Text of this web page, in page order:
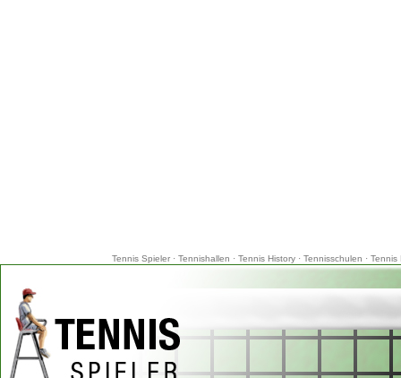
Tennis Spieler· Tennishallen · Tennis History· Tennisschulen · Tennis